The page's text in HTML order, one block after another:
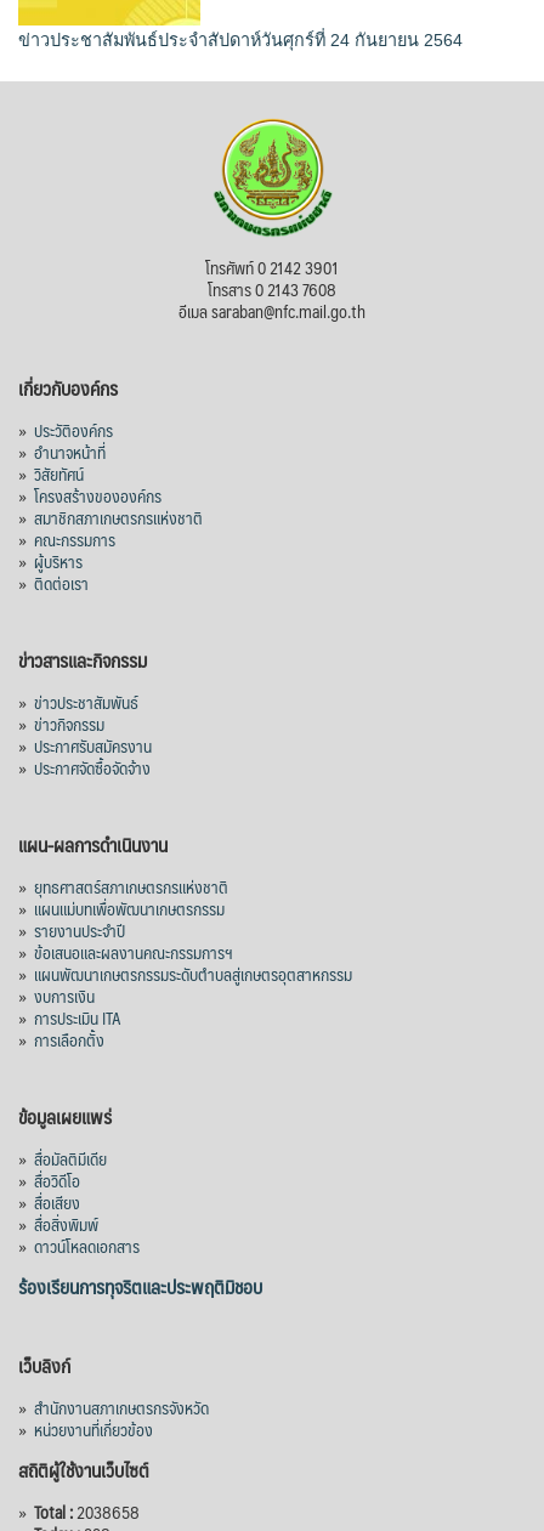
ข่าวประชาสัมพันธ์ประจำสัปดาห์วันศุกร์ที่ 24 กันยายน 2564
โทรศัพท์ 0 2142 3901
โทรสาร 0 2143 7608
อีเมล saraban@nfc.mail.go.th
เกี่ยวกับองค์กร
» ประวัติองค์กร
» อำนาจหน้าที่
» วิสัยทัศน์
» โครงสร้างขององค์กร
» สมาชิกสภาเกษตรกรแห่งชาติ
» คณะกรรมการ
» ผู้บริหาร
» ติดต่อเรา
ข่าวสารและกิจกรรม
» ข่าวประชาสัมพันธ์
» ข่าวกิจกรรม
» ประกาศรับสมัครงาน
» ประกาศจัดซื้อจัดจ้าง
แผน-ผลการดำเนินงาน
» ยุทธศาสตร์สภาเกษตรกรแห่งชาติ
» แผนแม่บทเพื่อพัฒนาเกษตรกรรม
» รายงานประจำปี
» ข้อเสนอและผลงานคณะกรรมการฯ
» แผนพัฒนาเกษตรกรรมระดับตำบลสู่เกษตรอุตสาหกรรม
» งบการเงิน
» การประเมิน ITA
» การเลือกตั้ง
ข้อมูลเผยแพร่
» สื่อมัลติมีเดีย
» สื่อวิดีโอ
» สื่อเสียง
» สื่อสิ่งพิมพ์
» ดาวน์โหลดเอกสาร
ร้องเรียนการทุจริตและประพฤติมิชอบ
เว็บลิงก์
» สำนักงานสภาเกษตรกรจังหวัด
» หน่วยงานที่เกี่ยวข้อง
สถิติผู้ใช้งานเว็บไซต์
» Total :2038658